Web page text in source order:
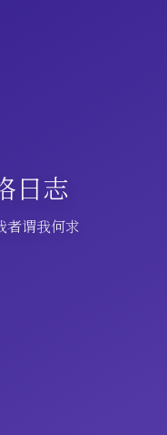
日志
者谓我何求